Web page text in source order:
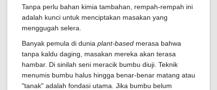
Tanpa perlu bahan kimia tambahan, rempah-rempah ini
adalah kunci untuk menciptakan masakan yang
menggugah selera.
Banyak pemula di dunia plant-based merasa bahwa
tanpa kaldu daging, masakan mereka akan terasa
hambar. Di sinilah seni meracik bumbu diuji. Teknik
menumis bumbu halus hingga benar-benar matang atau
"tanak" adalah fondasi utama. Jika bumbu belum